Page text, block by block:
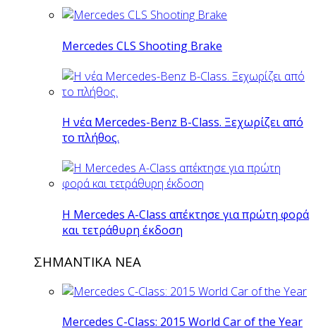
Mercedes CLS Shooting Brake
Η νέα Mercedes-Benz B-Class. Ξεχωρίζει από
το πλήθος.
H Mercedes Α-Class απέκτησε για πρώτη φορά
και τετράθυρη έκδοση
ΣΗΜΑΝΤΙΚΑ ΝΕΑ
Mercedes C-Class: 2015 World Car of the Year